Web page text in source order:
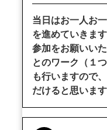
当日はお一人お
を進めていきま
参加をお願いい
とのワーク（１
も行いますので
だけると思います